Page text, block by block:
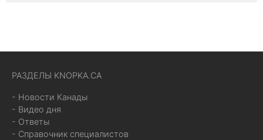
РАЗДЕЛЫ KNOPKA.CA
- Новости Канады
- Видео дня
- Ответы
- Справочник специалистов